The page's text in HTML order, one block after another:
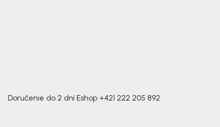
Doručenie do 2 dní Eshop +421 222 205 892